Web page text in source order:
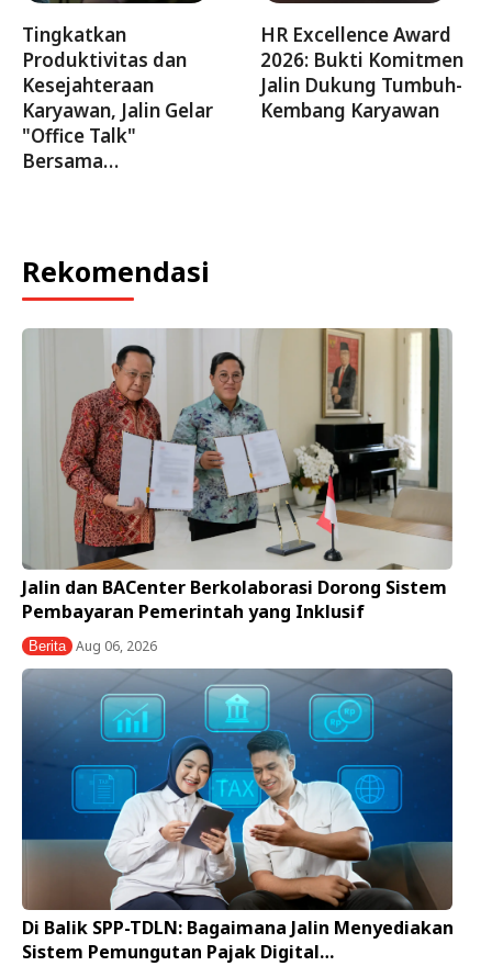
Tingkatkan
Produktivitas dan
Kesejahteraan
Karyawan, Jalin Gelar
"Office Talk"
Bersama…
HR Excellence Award
2026: Bukti Komitmen
Jalin Dukung Tumbuh-
Kembang Karyawan
Rekomendasi
Jalin dan BACenter Berkolaborasi Dorong Sistem
Pembayaran Pemerintah yang Inklusif
Berita Aug 06, 2026
Di Balik SPP-TDLN: Bagaimana Jalin Menyediakan
Sistem Pemungutan Pajak Digital…